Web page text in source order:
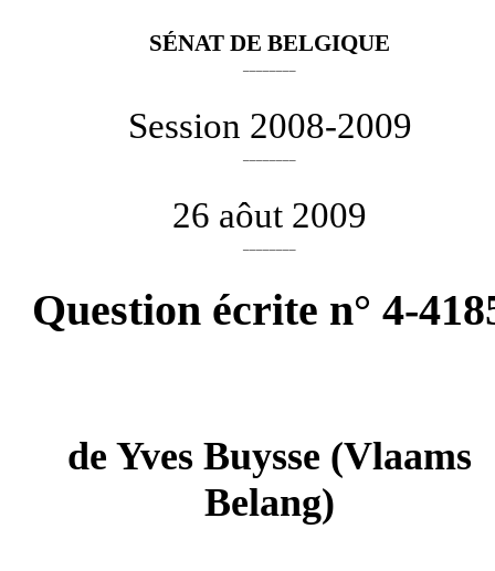
SÉNAT DE BELGIQUE
Session 2008-2009
26 aôut 2009
Question écrite n° 4-
deYves Buysse (Vlaams
Belang)